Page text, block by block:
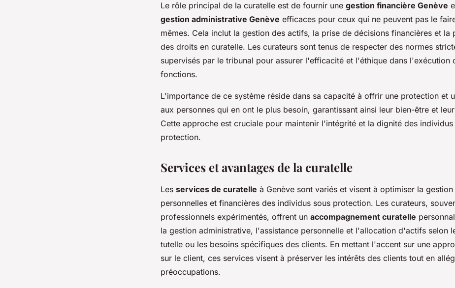
Le rôle principal de la curatelle est de fournir une gestion financière Genève
gestion administrative Genève efficaces pour ceux qui ne peuvent pas le
mêmes. Cela inclut la gestion des actifs, la prise de décisions financières et la
des droits en curatelle. Les curateurs sont tenus de respecter des normes
supervisés par le tribunal pour assurer l'efficacité et l'éthique dans l'exécution
fonctions.
L'importance de ce système réside dans sa capacité à offrir une protection et
aux personnes qui en ont le plus besoin, garantissant ainsi leur bien-être et
Cette approche est cruciale pour maintenir l'intégrité et la dignité des individus
protection.
Services et avantages de la curatelle
Les services de curatelle à Genève sont variés et visent à optimiser la
personnelles et financières des individus sous protection. Les curateurs,
professionnels expérimentés, offrent un accompagnement curatelle
la gestion administrative, l'assistance personnelle et l'allocation d'actifs selon
tutelle ou les besoins spécifiques des clients. En mettant l'accent sur une
sur le client, ces services visent à préserver les intérêts des clients tout en
préoccupations.